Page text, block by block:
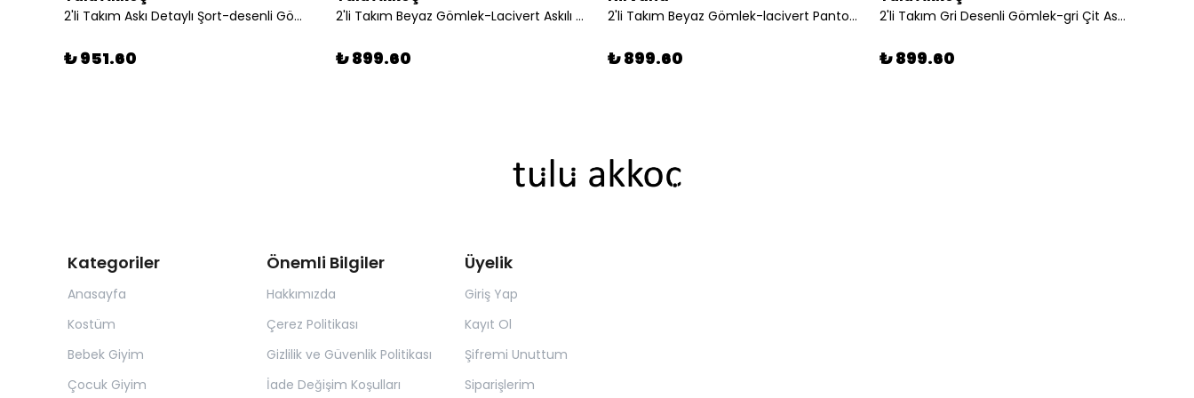
2'li Takım Askı Detaylı Şort-desenli Gömlek
₺ 951.60
2'li Takım Beyaz Gömlek-Lacivert Askılı Şort
₺ 899.60
2'li Takım Beyaz Gömlek-lacivert Pantolon
₺ 899.60
2'li Takım Gri Desenli Gömlek-gri Çit Askılı Şort
₺ 899.60
Kategoriler
Anasayfa
Kostüm
Bebek Giyim
Çocuk Giyim
Önemli Bilgiler
Hakkımızda
Çerez Politikası
Gizlilik ve Güvenlik Politikası
İade Değişim Koşulları
Üyelik
Giriş Yap
Kayıt Ol
Şifremi Unuttum
Siparişlerim